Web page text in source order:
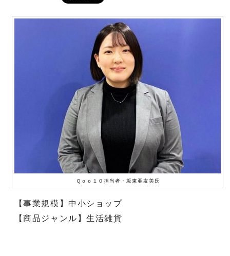
Ｑｏｏ１０担当者・坂東亜友美氏
【事業規模】中小ショップ
【商品ジャンル】生活雑貨